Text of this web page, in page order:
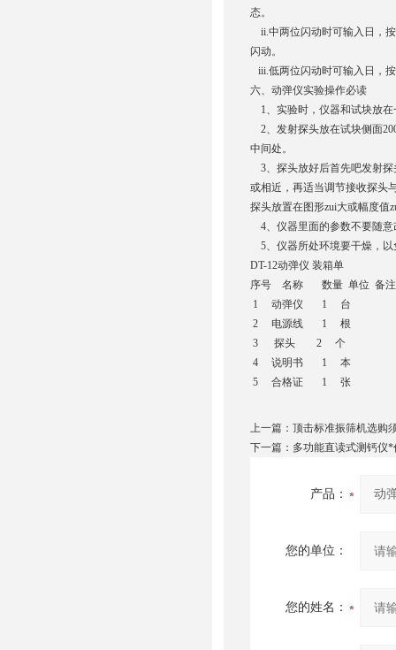
态。
ii.中两位闪动时可输入日，按
闪动。
iii.低两位闪动时可输入日，
六、动弹仪实验操作必读
1、实验时，仪器和试块放在
2、发射探头放在试块侧面
中间处。
3、探头放好后首先吧发射探
或相近，再适当调节接收探头
探头放置在图形zui大或幅度值
4、仪器里面的参数不要随意
5、仪器所处环境要干燥，
DT-12动弹仪 装箱单
序号 名称 数量 单位 备注
1 动弹仪 1 台
2 电源线 1 根
3 探头 2 个
4 说明书 1 本
5 合格证 1 张
上一篇： 顶击标准振筛机选购
下一篇： 多功能直读式测钙仪*
产品：
您的单位：
您的姓名：